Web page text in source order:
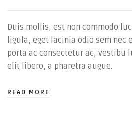
Duis mollis, est non commodo
ligula, eget lacinia odio sem nec
porta ac consectetur ac, vestibu
elit libero, a pharetra augue.
READ MORE